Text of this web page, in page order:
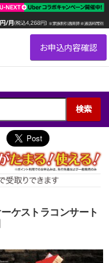
検索
ケストラコンサート